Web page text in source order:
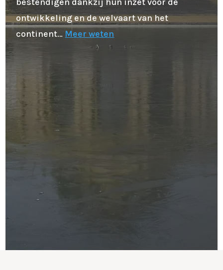
ontwikkeling en de welvaart van het
continent… Meer weten